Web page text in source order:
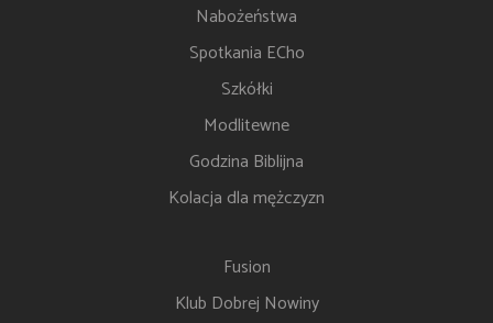
Nabożeństwa
Spotkania ECho
Szkółki
Modlitewne
Godzina Biblijna
Kolacja dla mężczyzn
Fusion
Klub Dobrej Nowiny